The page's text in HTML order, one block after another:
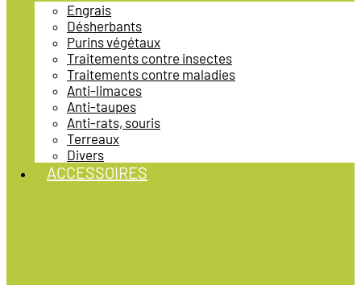
Engrais
Désherbants
Purins végétaux
Traitements contre insectes
Traitements contre maladies
Anti-limaces
Anti-taupes
Anti-rats, souris
Terreaux
Divers
ACCESSOIRES